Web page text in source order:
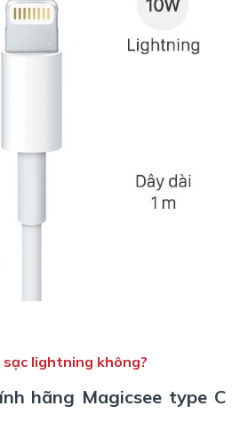
sạc lightning không?
hãng Magicsee type C